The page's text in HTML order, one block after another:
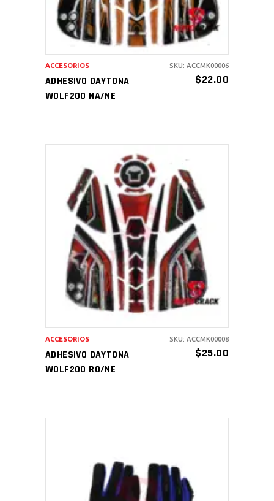
ADHESIVO DAYTONA
WOLF200 NA/NE
$22.00
ACCESORIOS SKU: ACCMK00006
AÑADIR AL CARRITO
ADHESIVO DAYTONA
WOLF200 RO/NE
$25.00
ACCESORIOS SKU: ACCMK00008